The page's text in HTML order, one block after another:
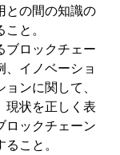
との間の知識の
と。
ブロックチェー
、イノベーショ
ンに関して、
現状を正しく表
ロックチェーン
こと。